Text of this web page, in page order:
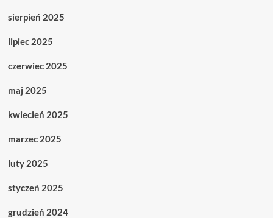
sierpień 2025
lipiec 2025
czerwiec 2025
maj 2025
kwiecień 2025
marzec 2025
luty 2025
styczeń 2025
grudzień 2024